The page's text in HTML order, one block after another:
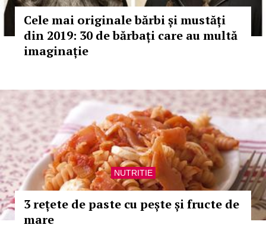
Cele mai originale bărbi și mustăți
din 2019: 30 de bărbați care au multă
imaginație
NUTRITIE
3 rețete de paste cu pește și fructe de
mare